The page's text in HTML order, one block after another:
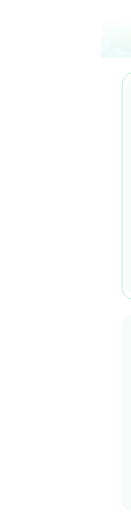
（橙色
类别。
制、抗
已建立
（
素相关
2004至
专利是
专利局
以
月30日
产菌株
d）直接
终纳入
为1987
夫酵母
方法革